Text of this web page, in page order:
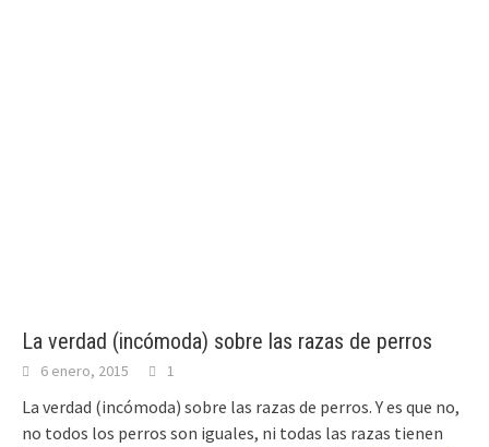
La verdad (incómoda) sobre las razas de perros
6 enero, 2015 1
La verdad (incómoda) sobre las razas de perros. Y es que no,
no todos los perros son iguales, ni todas las razas tienen